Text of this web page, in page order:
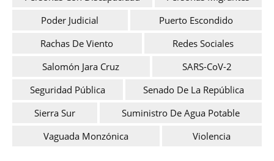
Poder Judicial
Puerto Escondido
Rachas De Viento
Redes Sociales
Salomón Jara Cruz
SARS-CoV-2
Seguridad Pública
Senado De La República
Sierra Sur
Suministro De Agua Potable
Vaguada Monzónica
Violencia